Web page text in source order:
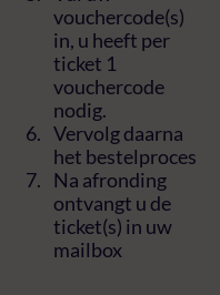
vouchercode(s)
in, u heeft per
ticket 1
vouchercode
nodig.
Vervolg daarna
het bestelproces
Na afronding
ontvangt u de
ticket(s) in uw
mailbox